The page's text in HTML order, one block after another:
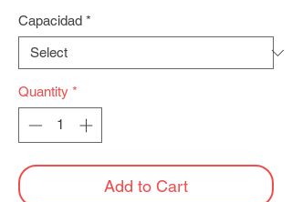
Capacidad *
Quantity *
Add to Cart